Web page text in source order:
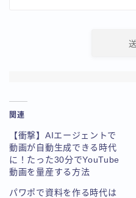
関連
【衝撃】AIエージェントで
動画が自動生成できる時代
に！たった30分でYouTube
動画を量産する方法
パワポで資料を作る時代は